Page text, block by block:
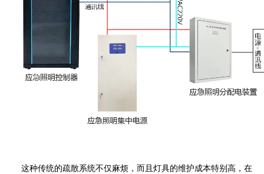
这种传统的疏散系统不仅麻烦，而且灯具的维护成本特别高，在